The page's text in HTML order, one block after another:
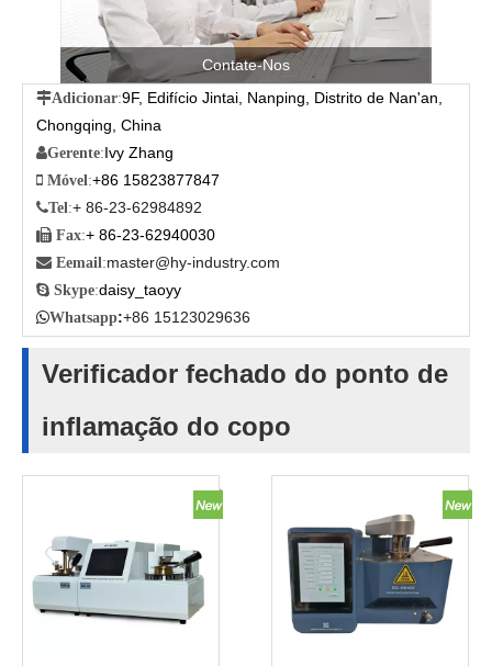
Contate-Nos
Adicionar:9F, Edifício Jintai, Nanping, Distrito de Nan'an,
Chongqing, China
Gerente:Ivy Zhang
 Móvel :+86 15823877847
Tel :+ 86-23-62984892
 Fax:+ 86-23-62940030
 Eemail :master@hy-industry.com
 Skype:daisy_taoyy
Whatsapp:+86 15123029636
Verificador fechado do ponto de
inflamação do copo